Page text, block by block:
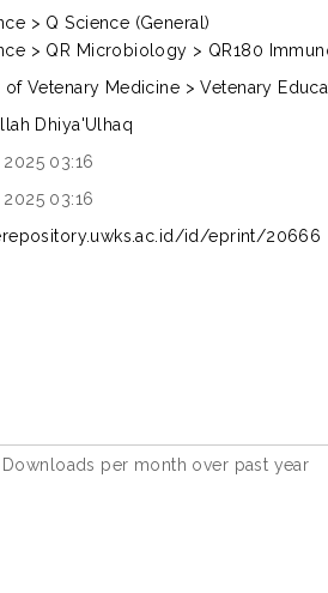
> Q Science (General)
> QR Microbiology > QR180
of Vetenary Medicine > Vetenary
Dhiya'Ulhaq
03:16
03:16
id/eprint/20666
Downloads per month over past year